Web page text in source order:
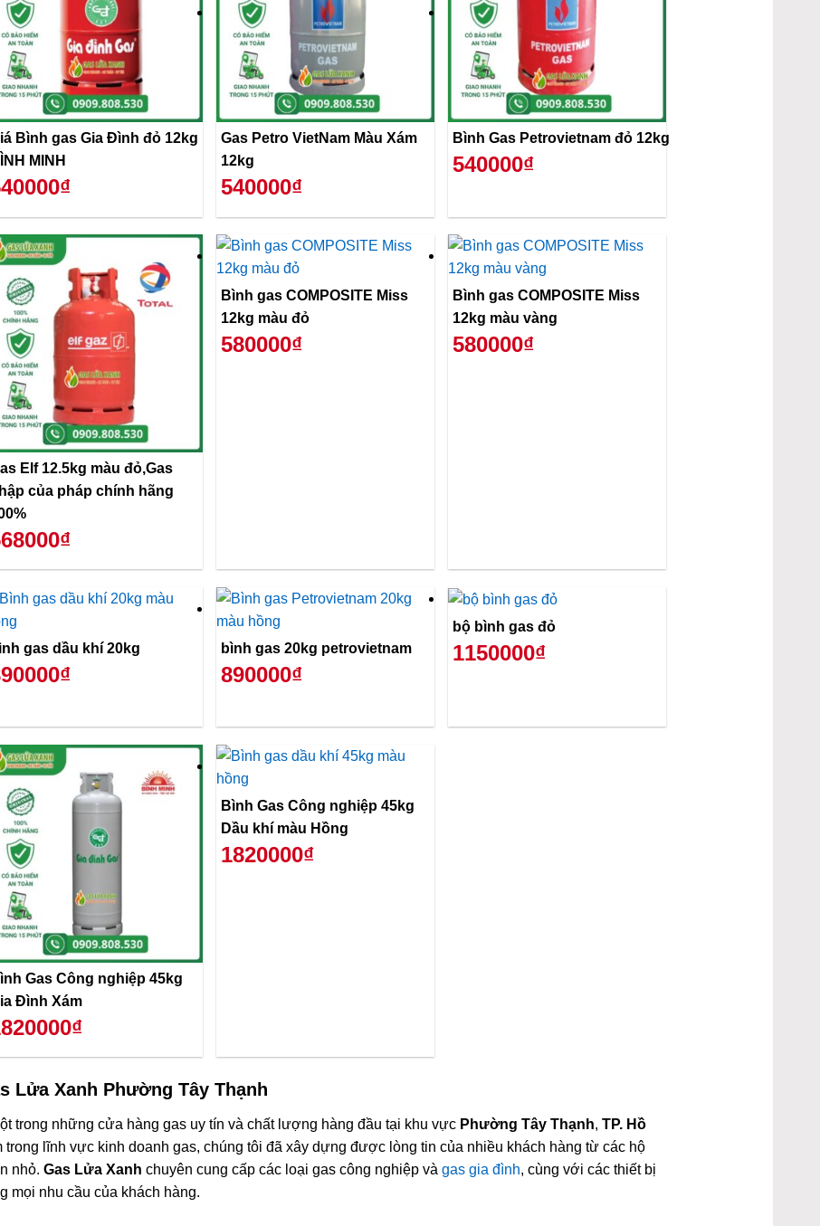
Bình gas Gia Đình đỏ 12kg
MINH
Gas Petro VietNam Màu Xám
12kg
540000₫
Bình Gas Petrovietnam đỏ 12kg
540000₫
Elf 12.5kg màu đỏ,Gas
của pháp chính hãng
Bình gas COMPOSITE Miss
12kg màu đỏ
580000₫
Bình gas COMPOSITE Miss
12kg màu vàng
580000₫
gas dầu khí 20kg bình gas 20kg petrovietnam
890000₫
bộ bình gas đỏ
1150000₫
Gas Công nghiệp 45kg
Đình Xám
Bình Gas Công nghiệp 45kg
Dầu khí màu Hồng
1820000₫
Lửa Xanh Phường Tây Thạnh
trong những cửa hàng gas uy tín và chất lượng hàng đầu tại khu vực Phường Tây Thạnh,TP. Hồ
trong lĩnh vực kinh doanh gas, chúng tôi đã xây dựng được lòng tin của nhiều khách hàng từ các hộ
nhỏ.Gas Lửa Xanh chuyên cung cấp các loại gas công nghiệp vàgas gia đình, cùng với các thiết bị
mọi nhu cầu của khách hàng.